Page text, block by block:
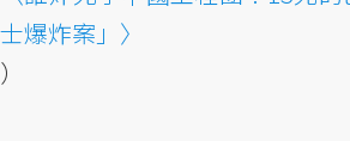
士爆炸案」〉
）